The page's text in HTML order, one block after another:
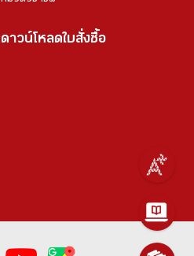
ดาวน์โหลดใบสั่งซื้อ